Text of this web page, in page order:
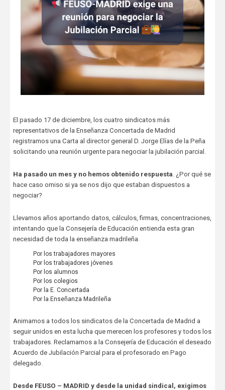
El pasado 17 de diciembre, los cuatro sindicatos más
representativos de la Enseñanza Concertada de Madrid
registramos una Carta al director general D. Jorge Elías de la Peña
solicitando una reunión urgente para negociar la jubilación parcial.
Ha pasado un mes y no hemos obtenido respuesta . ¿Por qué se
hace caso omiso si ya se nos dijo que estaban dispuestos a
negociar?
Llevamos años aportando datos, cálculos, firmas, concentraciones,
intentando que la Consejería de Educación entienda esta gran
necesidad de toda la enseñanza madrileña.
Por los trabajadores mayores
Por los trabajadores jóvenes
Por los alumnos
Por los colegios
Por la E. Concertada
Por la Enseñanza Madrileña
Animamos a todos los sindicatos de la Concertada de Madrid a
seguir unidos en esta lucha que merecen los profesores y todos los
trabajadores. Reclamamos a la Consejería de Educación el deseado
Acuerdo de Jubilación Parcial para el profesorado en Pago
delegado.
Desde FEUSO – MADRID y desde la unidad sindical, exigimos